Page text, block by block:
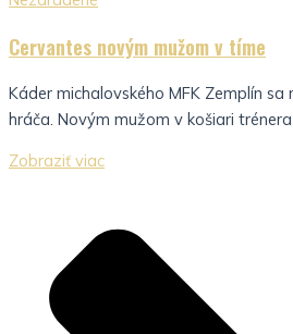
Cervantes novým mužom v tíme
Káder michalovského MFK Zemplín
hráča. Novým mužom v košiari trénera
Zobraziť viac